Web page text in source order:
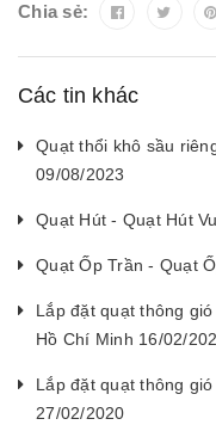
Chia sẻ:
Các tin khác
Quạt thổi khô sầu
09/08/2023
Quạt Hút - Quạt Hút
Quạt Ốp Trần - Quạt
Lắp đặt quạt thông
Hồ Chí Minh 16/02/
Lắp đặt quạt thông
27/02/2020